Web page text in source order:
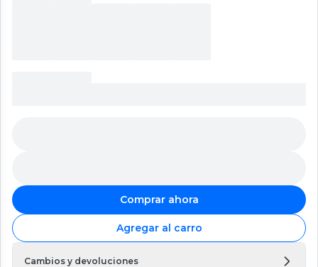
Comprar ahora
Agregar al carro
Cambios y devoluciones